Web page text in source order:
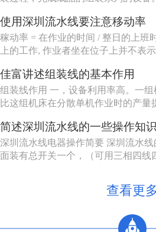
提高数倍。 二、在制品减少80%左
定，自动加工系统由一自或多台机床
运转的能...
使用深圳流水线要注意移动率
稼动率 = 在作业的时间 / 整日的上班
上的工作, 作业者坐在位子上并不表
能全天对每个作业者进行测量, 所以
测量, 其实说穿了就是不时去看作业
佳富讲述组装线的基本作用
组装线作用 一，设备利用率高。一
比这组机床在分散单机作业时的产量
多台机床组成，发生故障时，有降级
也有自行绕过故障机床的能力。 四
过程中，装卸...
简述深圳流水线的一些操作知识
深圳流水线电器操作简要 深圳流水
面装有总开关一个，（可用三相四线
U, V, W接电动机，3，4接调速电机的
查看更